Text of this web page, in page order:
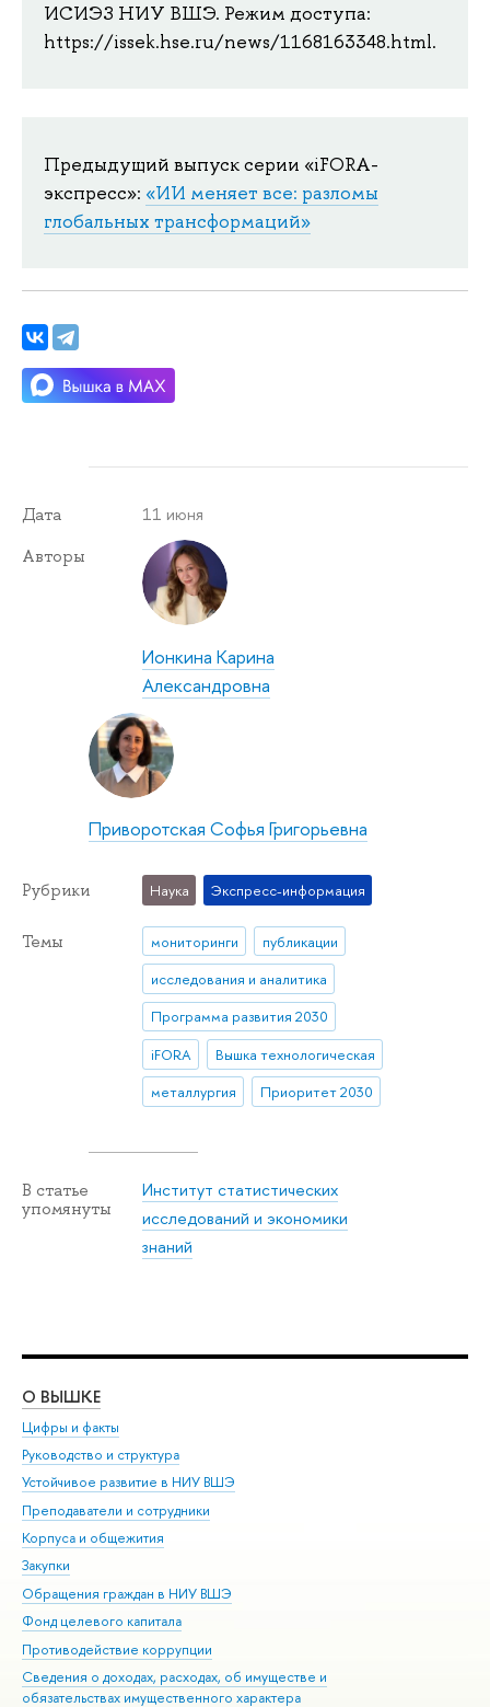
ИСИЭЗ НИУ ВШЭ. Режим доступа:
https://issek.hse.ru/news/1168163348.html.
Предыдущий выпуск серии «iFORA-
экспресс»: «ИИ меняет все: разломы
глобальных трансформаций»
Дата 11 июня
Авторы
Ионкина Карина
Александровна
Приворотская Софья Григорьевна
Рубрики Наука Экспресс-информация
Темы мониторинги
публикации
исследования и аналитика
Программа развития 2030
iFORA
Вышка технологическая
металлургия
Приоритет 2030
В статье
упомянуты
Институт статистических
исследований и экономики
знаний
О ВЫШКЕ
Цифры и факты
Руководство и структура
Устойчивое развитие в НИУ ВШЭ
Преподаватели и сотрудники
Корпуса и общежития
Закупки
Обращения граждан в НИУ ВШЭ
Фонд целевого капитала
Противодействие коррупции
Сведения о доходах, расходах, об имуществе и
обязательствах имущественного характера